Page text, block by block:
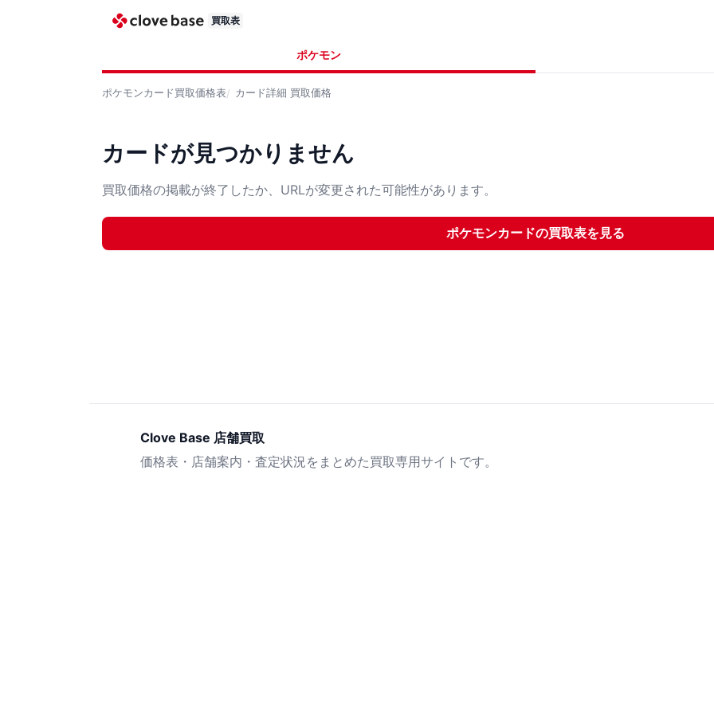
買取表
ポケモン
ポケモンカード買取価格表 カード詳細 買取価格
カードが見つかりません
買取価格の掲載が終了したか、URLが変更された可能性があります。
ポケモンカードの買取表を見る
Clove Base 店舗買取
価格表・店舗案内・査定状況をまとめた買取専用サイトです。